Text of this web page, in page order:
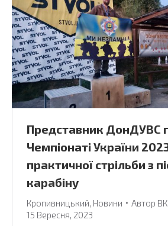
Представник ДонДУВС
Чемпіонаті України
практичної стрільби з
карабіну
Кропивницький, Новини Автор ВК
15 Вересня, 2023